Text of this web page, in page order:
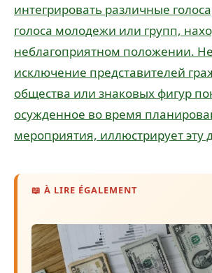
интегрировать различные
голоса молодежи или групп,
неблагоприятном положении.
исключение представителей
общества или знаковых фигур
осужденное во время
мероприятия, иллюстрирует эту
📖 À LIRE ÉGALEMENT